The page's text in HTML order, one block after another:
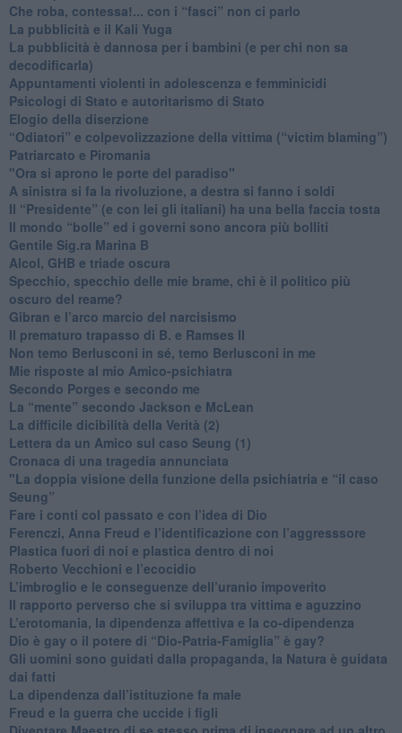
​Che roba, contessa!... con i “fasci” non ci parlo
La pubblicità e il Kali Yuga
​La pubblicità è dannosa per i bambini (e per chi non sa
decodificarla)
​Appuntamenti violenti in adolescenza e femminicidi
​Psicologi di Stato e autoritarismo di Stato
Elogio della diserzione
“Odiatori” e colpevolizzazione della vittima (“victim blaming”)
​Patriarcato e Piromania
"Ora si aprono le porte del paradiso"
​A sinistra si fa la rivoluzione, a destra si fanno i soldi
​Il “Presidente” (e con lei gli italiani) ha una bella faccia tosta
​Il mondo “bolle” ed i governi sono ancora più bolliti
​Gentile Sig.ra Marina B
​Alcol, GHB e triade oscura
​Specchio, specchio delle mie brame, chi è il politico più
oscuro del reame?
​Gibran e l’arco marcio del narcisismo
​Il prematuro trapasso di B. e Ramses II
​Non temo Berlusconi in sé, temo Berlusconi in me
​Mie risposte al mio Amico-psichiatra
​Secondo Porges e secondo me
​La “mente” secondo Jackson e McLean
La difficile dicibilità della Verità (2)
​Lettera da un Amico sul caso Seung (1)
​Cronaca di una tragedia annunciata
"​La doppia visione della funzione della psichiatria e “il caso
Seung”
​Fare i conti col passato e con l’idea di Dio
​Ferenczi, Anna Freud e l’identificazione con l’aggresssore
Plastica fuori di noi e plastica dentro di noi
​Roberto Vecchioni e l’ecocidio
​L’imbroglio e le conseguenze dell’uranio impoverito
​Il rapporto perverso che si sviluppa tra vittima e aguzzino
L’erotomania, la dipendenza affettiva e la co-dipendenza
​Dio è gay o il potere di “Dio-Patria-Famiglia” è gay?
​Gli uomini sono guidati dalla propaganda, la Natura è guidata
dai fatti
La dipendenza dall’istituzione fa male
​Freud e la guerra che uccide i figli